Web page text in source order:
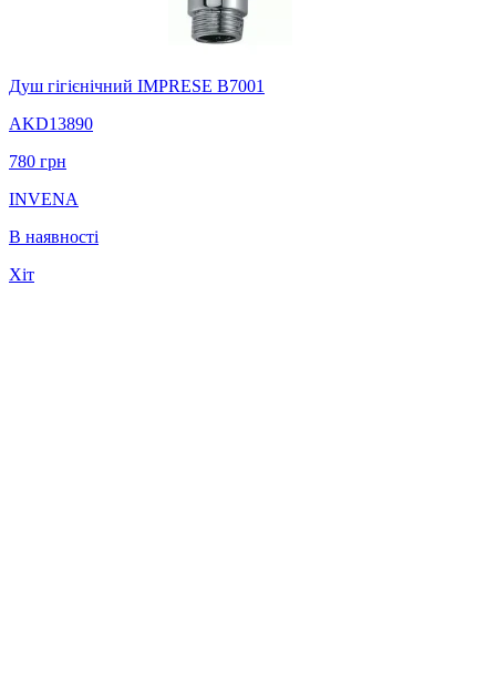
Душ гігієнічний IMPRESE B7001
AKD13890
780 грн
INVENA
В наявності
Хіт